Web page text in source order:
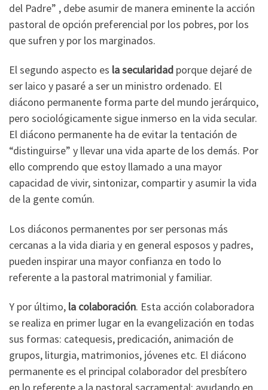
del Padre” , debe asumir de manera eminente la acción
pastoral de opción preferencial por los pobres, por los
que sufren y por los marginados.
El segundo aspecto es la secularidad porque dejaré de
ser laico y pasaré a ser un ministro ordenado. El
diácono permanente forma parte del mundo jerárquico,
pero sociológicamente sigue inmerso en la vida secular.
El diácono permanente ha de evitar la tentación de
“distinguirse” y llevar una vida aparte de los demás. Por
ello comprendo que estoy llamado a una mayor
capacidad de vivir, sintonizar, compartir y asumir la vida
de la gente común.
Los diáconos permanentes por ser personas más
cercanas a la vida diaria y en general esposos y padres,
pueden inspirar una mayor confianza en todo lo
referente a la pastoral matrimonial y familiar.
Y por último, la colaboración. Esta acción colaboradora
se realiza en primer lugar en la evangelización en todas
sus formas: catequesis, predicación, animación de
grupos, liturgia, matrimonios, jóvenes etc. El diácono
permanente es el principal colaborador del presbítero